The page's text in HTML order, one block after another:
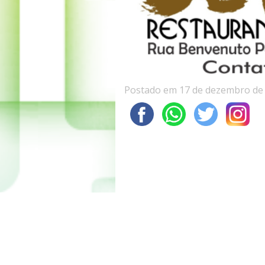
Postado em 17 de dezembro